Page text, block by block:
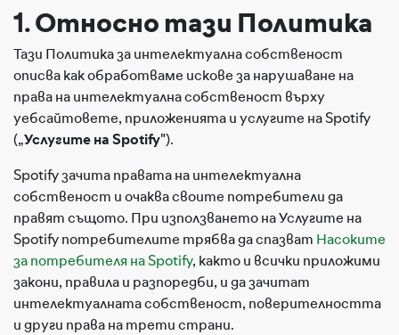
1. Относно тази Политика
Тази Политика за интелектуална собственост
описва как обработваме искове за нарушаване на
права на интелектуална собственост върху
уебсайтовете, приложенията и услугите на Spotify
(„Услугите на Spotify").
Spotify зачита правата на интелектуална
собственост и очаква своите потребители да
правят същото. При използването на Услугите на
Spotify потребителите трябва да спазват Насоките
за потребителя на Spotify, както и всички приложими
закони, правила и разпоредби, и да зачитат
интелектуалната собственост, поверителността
и други права на трети страни.